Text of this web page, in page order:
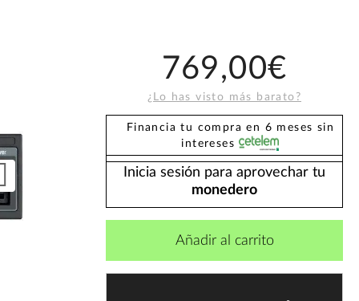
769,00€
¿Lo has visto más barato?
Financia tu compra en 6 meses sin
intereses
Inicia sesión para aprovechar tu
monedero
Añadir al carrito